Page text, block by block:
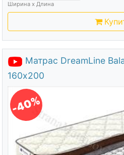
Ширина х Длина
Матрас DreamLine
160х200
-40%